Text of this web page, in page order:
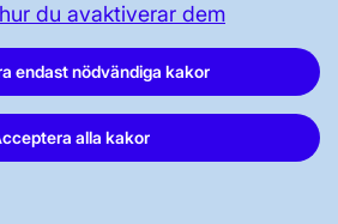
du avaktiverar dem
endast nödvändiga kakor
alla kakor
Box 1200, 172 24